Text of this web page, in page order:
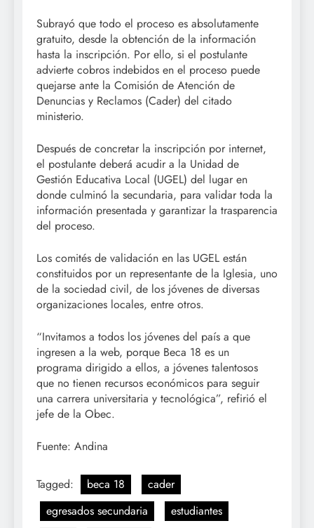
Subrayó que todo el proceso es absolutamente
gratuito, desde la obtención de la información
hasta la inscripción. Por ello, si el postulante
advierte cobros indebidos en el proceso puede
quejarse ante la Comisión de Atención de
Denuncias y Reclamos (Cader) del citado
ministerio.
Después de concretar la inscripción por internet,
el postulante deberá acudir a la Unidad de
Gestión Educativa Local (UGEL) del lugar en
donde culminó la secundaria, para validar toda la
información presentada y garantizar la trasparencia
del proceso.
Los comités de validación en las UGEL están
constituidos por un representante de la Iglesia, uno
de la sociedad civil, de los jóvenes de diversas
organizaciones locales, entre otros.
“Invitamos a todos los jóvenes del país a que
ingresen a la web, porque Beca 18 es un
programa dirigido a ellos, a jóvenes talentosos
que no tienen recursos económicos para seguir
una carrera universitaria y tecnológica”, refirió el
jefe de la Obec.
Fuente: Andina
Tagged: beca 18
cader
egresados secundaria
estudiantes